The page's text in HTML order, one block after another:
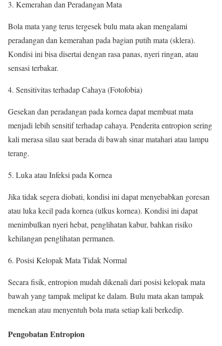
Kemerahan dan Peradangan Mata
Bola mata yang terus tergesek bulu mata akan mengalami
peradangan dan kemerahan pada bagian putih mata (sklera).
Kondisi ini bisa disertai dengan rasa panas, nyeri ringan, atau
sensasi terbakar.
Sensitivitas terhadap Cahaya (Fotofobia)
Gesekan dan peradangan pada kornea dapat membuat mata
menjadi lebih sensitif terhadap cahaya. Penderita entropion sering
kali merasa silau saat berada di bawah sinar matahari atau lampu
terang.
Luka atau Infeksi pada Kornea
Jika tidak segera diobati, kondisi ini dapat menyebabkan goresan
atau luka kecil pada kornea (ulkus kornea). Kondisi ini dapat
menimbulkan nyeri hebat, penglihatan kabur, bahkan risiko
kehilangan penglihatan permanen.
Posisi Kelopak Mata Tidak Normal
Secara fisik, entropion mudah dikenali dari posisi kelopak mata
bawah yang tampak melipat ke dalam. Bulu mata akan tampak
menekan atau menyentuh bola mata setiap kali berkedip.
Pengobatan Entropion